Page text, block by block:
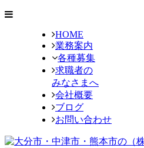
HOME
業務案内
各種募集
求職者の
みなさまへ
会社概要
ブログ
お問い合わせ